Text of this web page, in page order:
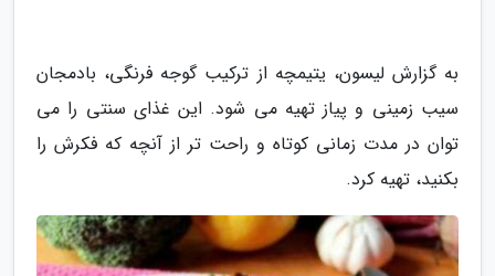
به گزارش لیسون، یتیمچه از ترکیب گوجه فرنگی، بادمجان
سیب زمینی و پیاز تهیه می شود. این غذای سنتی را می
توان در مدت زمانی کوتاه و راحت تر از آنچه که فکرش را
بکنید، تهیه کرد.